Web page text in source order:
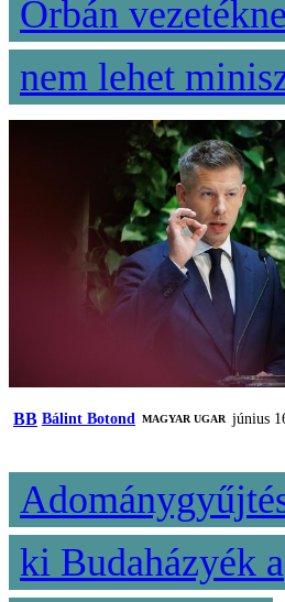
Orbán
nem lehet
BB Bálint Botond MAGYAR UGAR június
ki Budaházyék a